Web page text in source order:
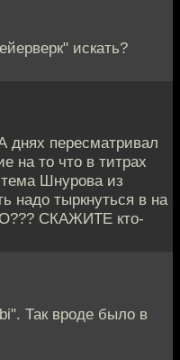
искать?
пересматривал
на то что в титрах
Шнурова из
надо тыркнуться в на
СКАЖИТЕ кто-
Так вроде было в